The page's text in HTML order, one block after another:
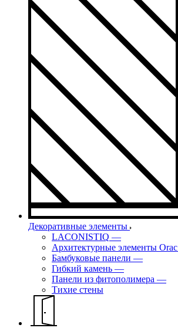
Декоративные элементы
LACONISTIQ —
Архитектурные элементы Orac
Бамбуковые панели —
Гибкий камень —
Панели из фитополимера —
Тихие стены